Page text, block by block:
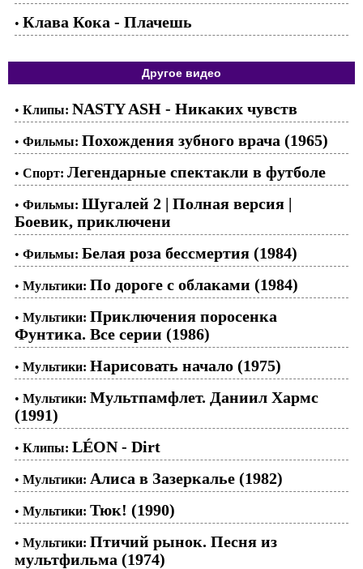
• Клава Кока - Плачешь
Другое видео
• Клипы: NASTY ASH - Никаких чувств
• Фильмы: Похождения зубного врача (1965)
• Спорт: Легендарные спектакли в футболе
• Фильмы: Шугалей 2 | Полная версия |
Боевик, приключени
• Фильмы: Белая роза бессмертия (1984)
• Мультики: По дороге с облаками (1984)
• Мультики: Приключения поросенка
Фунтика. Все серии (1986)
• Мультики: Нарисовать начало (1975)
• Мультики: Мультпамфлет. Даниил Хармс
(1991)
• Клипы: LÉON - Dirt
• Мультики: Алиса в Зазеркалье (1982)
• Мультики: Тюк! (1990)
• Мультики: Птичий рынок. Песня из
мультфильма (1974)